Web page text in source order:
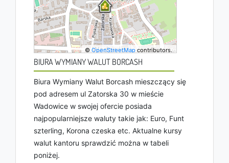
©OpenStreetMap contributors.
BIURA WYMIANY WALUT BORCASH
Biura Wymiany Walut Borcash mieszczący się
pod adresem ul Zatorska 30 w mieście
Wadowice w swojej ofercie posiada
najpopularniejsze waluty takie jak: Euro, Funt
szterling, Korona czeska etc. Aktualne kursy
walut kantoru sprawdzić można w tabeli
poniżej.